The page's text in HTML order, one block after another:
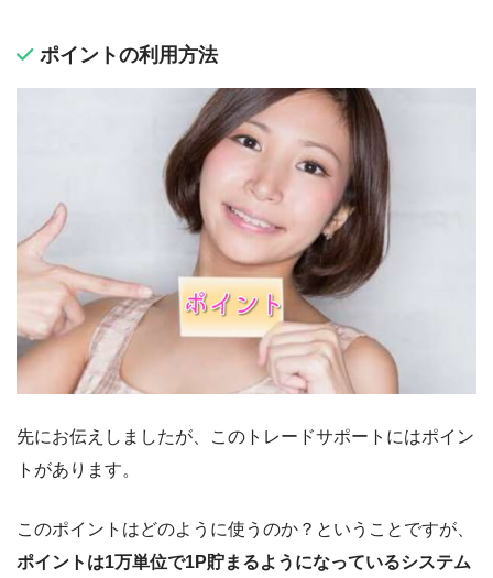
ポイントの利用方法
先にお伝えしましたが、このトレードサポートにはポイン
トがあります。
このポイントはどのように使うのか？ということですが、
ポイントは1万単位で1P貯まるようになっているシステム